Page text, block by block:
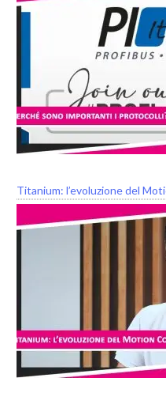
Titanium: l’evoluzione del